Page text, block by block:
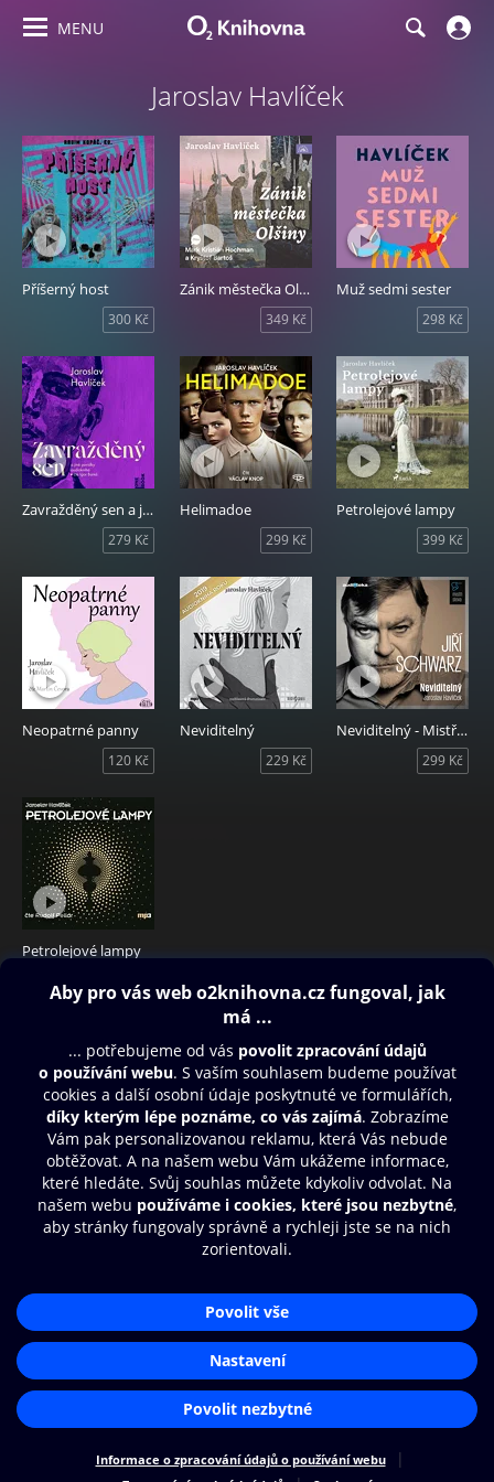
MENU
Jaroslav Havlíček
Příšerný host
300 Kč
Zánik městečka Olšiny
349 Kč
Muž sedmi sester
298 Kč
Zavražděný sen a jiné povídky
279 Kč
Helimadoe
299 Kč
Petrolejové lampy
399 Kč
Neopatrné panny
120 Kč
Neviditelný
229 Kč
Neviditelný - Mistři slova
299 Kč
Petrolejové lampy
99 Kč
Obsah ke stažení
Moje O2 Knihovna
Další zábava
© O2 Czech Republic a.s.
Přístupnost
Zásady zpracování osobních údajů
Nastavení cookies
Aplikace O2 Knihovna
Čti a poslouchej své e-knihy a
audioknihy rychleji a pohodlněji.